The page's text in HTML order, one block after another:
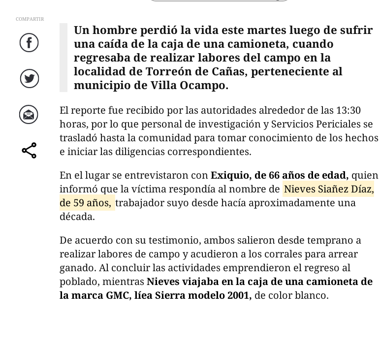
COMPARTIR
Facebook
Twitter
Correo
comparte
Un hombre perdió la vida este martes luego de sufrir
una caída de la caja de una camioneta, cuando
regresaba de realizar labores del campo en la
localidad de Torreón de Cañas, perteneciente al
municipio de Villa Ocampo.
El reporte fue recibido por las autoridades alrededor de las 13:30
horas, por lo que personal de investigación y Servicios Periciales se
trasladó hasta la comunidad para tomar conocimiento de los hechos
e iniciar las diligencias correspondientes.
En el lugar se entrevistaron conExiquio, de 66 años de edad, quien
informó que la víctima respondía al nombre de Nieves Siañez Díaz,
de 59 años, trabajador suyo desde hacía aproximadamente una
década.
De acuerdo con su testimonio, ambos salieron desde temprano a
realizar labores de campo y acudieron a los corrales para arrear
ganado. Al concluir las actividades emprendieron el regreso al
poblado, mientras Nieves viajaba en la caja de una camioneta de
la marca GMC, líea Sierra modelo 2001, de color blanco.